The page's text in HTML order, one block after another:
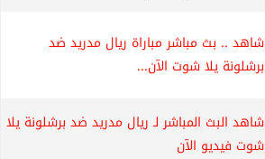
شاهد .. بث مباشر مباراة ريال مدريد ضد
برشلونة يلا شوت الآن...
شاهد البث المباشر لـ ريال مدريد ضد برشلونة يلا
شوت فيديو الآن